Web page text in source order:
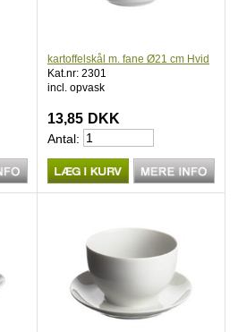
kartoffelskål m. fane Ø21 cm Hvid
Kat.nr: 2301
incl. opvask
13,85 DKK
Antal: